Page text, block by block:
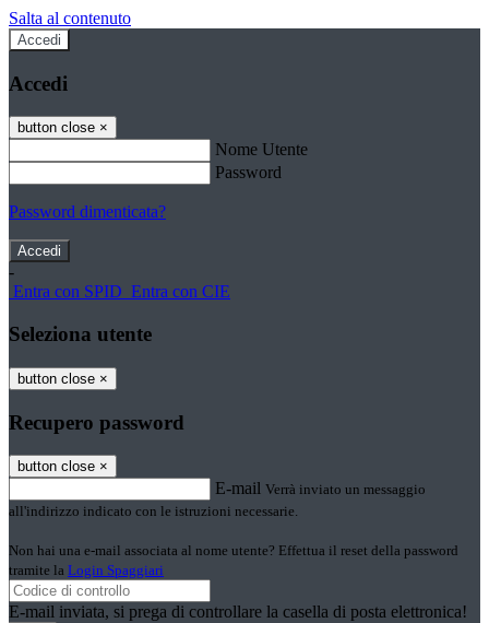
Salta al contenuto
Accedi
Accedi
button close ×
Nome Utente
Password
Password dimenticata?
-
Entra con SPID Entra con CIE
Seleziona utente
button close ×
Recupero password
button close ×
E-mail Verrà inviato un messaggio
all'indirizzo indicato con le istruzioni necessarie.
Non hai una e-mail associata al nome utente? Effettua il reset della password
tramite la Login Spaggiari
E-mail inviata, si prega di controllare la casella di posta elettronica!